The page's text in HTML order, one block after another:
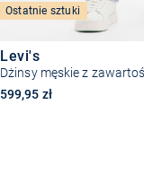
Ostatnie sztuki
Levi's
Dżinsy męskie z
599,95 zł